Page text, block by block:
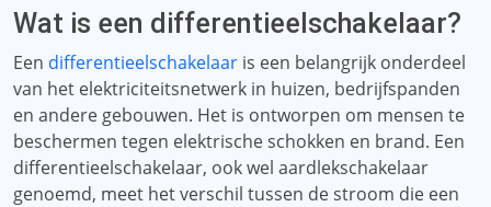
Wat is een differentieelschakelaar?
Een differentieelschakelaar is een belangrijk onderdeel
van het elektriciteitsnetwerk in huizen, bedrijfspanden
en andere gebouwen. Het is ontworpen om mensen te
beschermen tegen elektrische schokken en brand. Een
differentieelschakelaar, ook wel aardlekschakelaar
genoemd, meet het verschil tussen de stroom die een